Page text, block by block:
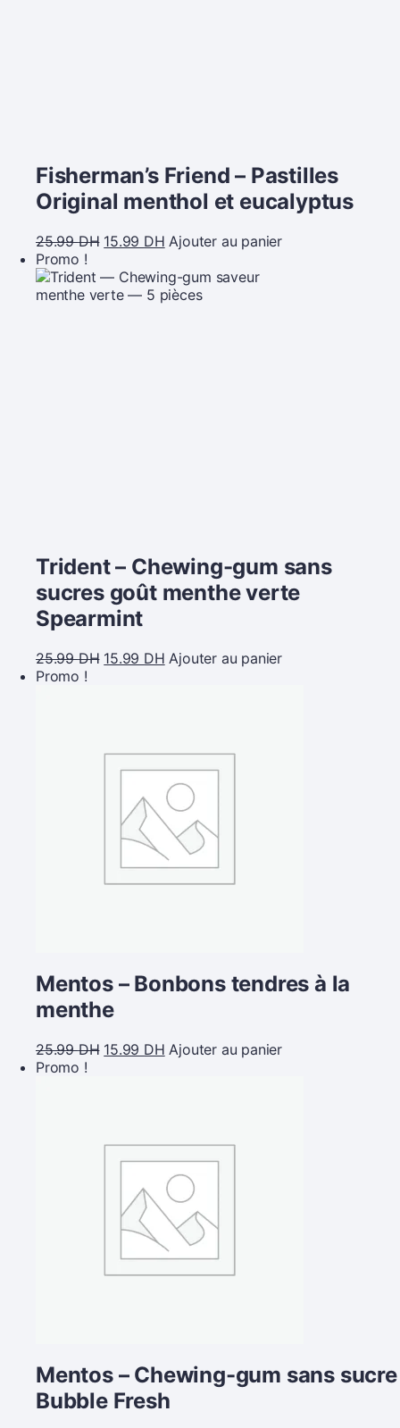
Fisherman’s Friend – Pastilles
Original menthol et eucalyptus
25.99DH 15.99 DH Ajouter au panier
Promo !
Trident – Chewing-gum sans
sucres goût menthe verte
Spearmint
25.99DH 15.99 DH Ajouter au panier
Promo !
Mentos – Bonbons tendres à la
menthe
25.99DH 15.99 DH Ajouter au panier
Promo !
Mentos – Chewing-gum sans sucre
Bubble Fresh